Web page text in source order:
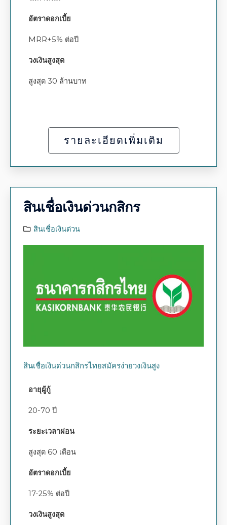
อัตราดอกเบี้ย
MRR+5% ต่อปี
วงเงินสูงสุด
สูงสุด 30 ล้านบาท
รายละเอียดเพิ่มเติม
สินเชื่อเงินด่วนกสิกร
สินเชื่อเงินด่วน
สินเชื่อเงินด่วนกสิกรไทยสมัครง่ายวงเงินสูง
อายุผู้กู้
20-70 ปี
ระยะเวลาผ่อน
สูงสุด 60 เดือน
อัตราดอกเบี้ย
17-25% ต่อปี
วงเงินสูงสุด